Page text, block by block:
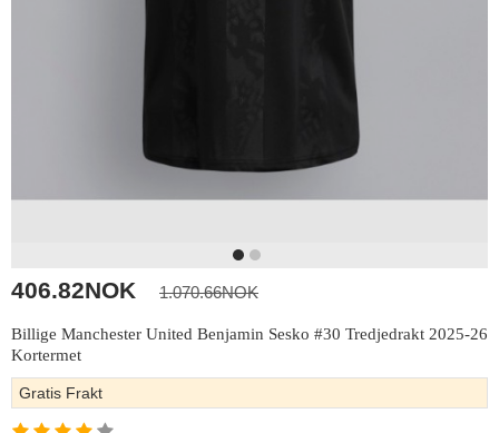
406.82NOK 1.070.66NOK
Billige Manchester United Benjamin Sesko #30 Tredjedrakt 2025-26
Kortermet
Gratis Frakt